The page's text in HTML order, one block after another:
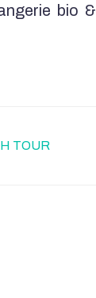
bio &
TOUR